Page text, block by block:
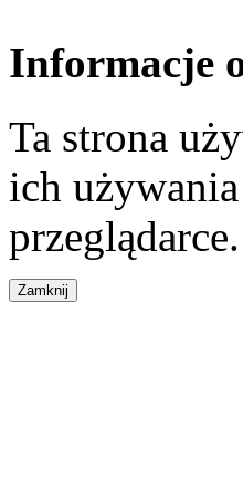
Informacje
Ta strona
ich
przeglądarce.